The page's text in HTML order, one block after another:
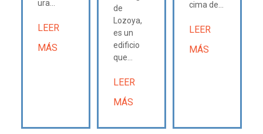
ura...
LEER
MÁS
de
Lozoya,
es un
edificio
que...
LEER
MÁS
cima de...
LEER
MÁS